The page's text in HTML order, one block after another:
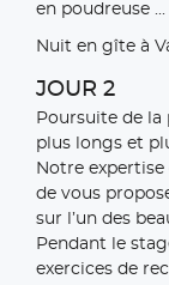
en poudreuse
Nuit en gîte à
JOUR 2
Poursuite de
plus longs et
Notre
de vous
sur l’un des
Pendant le
exercices de